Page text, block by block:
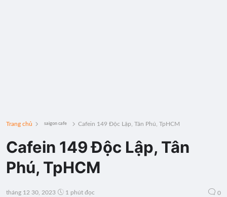
Trang chủ saigon cafe Cafein 149 Độc Lập, Tân Phú, TpHCM
Cafein 149 Độc Lập, Tân
Phú, TpHCM
tháng 12 30, 2023 1 phút đọc 0